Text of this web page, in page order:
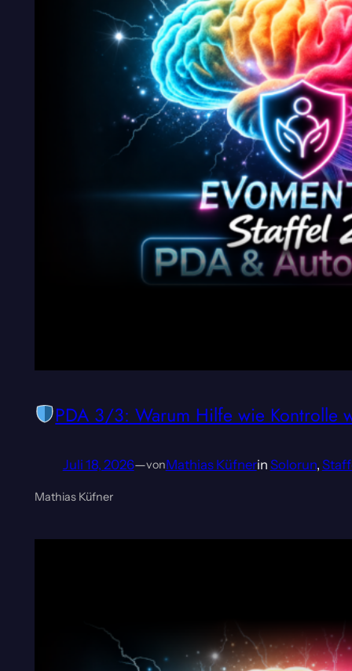
PDA 3/3: Warum Hilfe wie Kontrolle
Juli 18, 2026—vonMathias Küfnerin Solorun,
Mathias Küfner